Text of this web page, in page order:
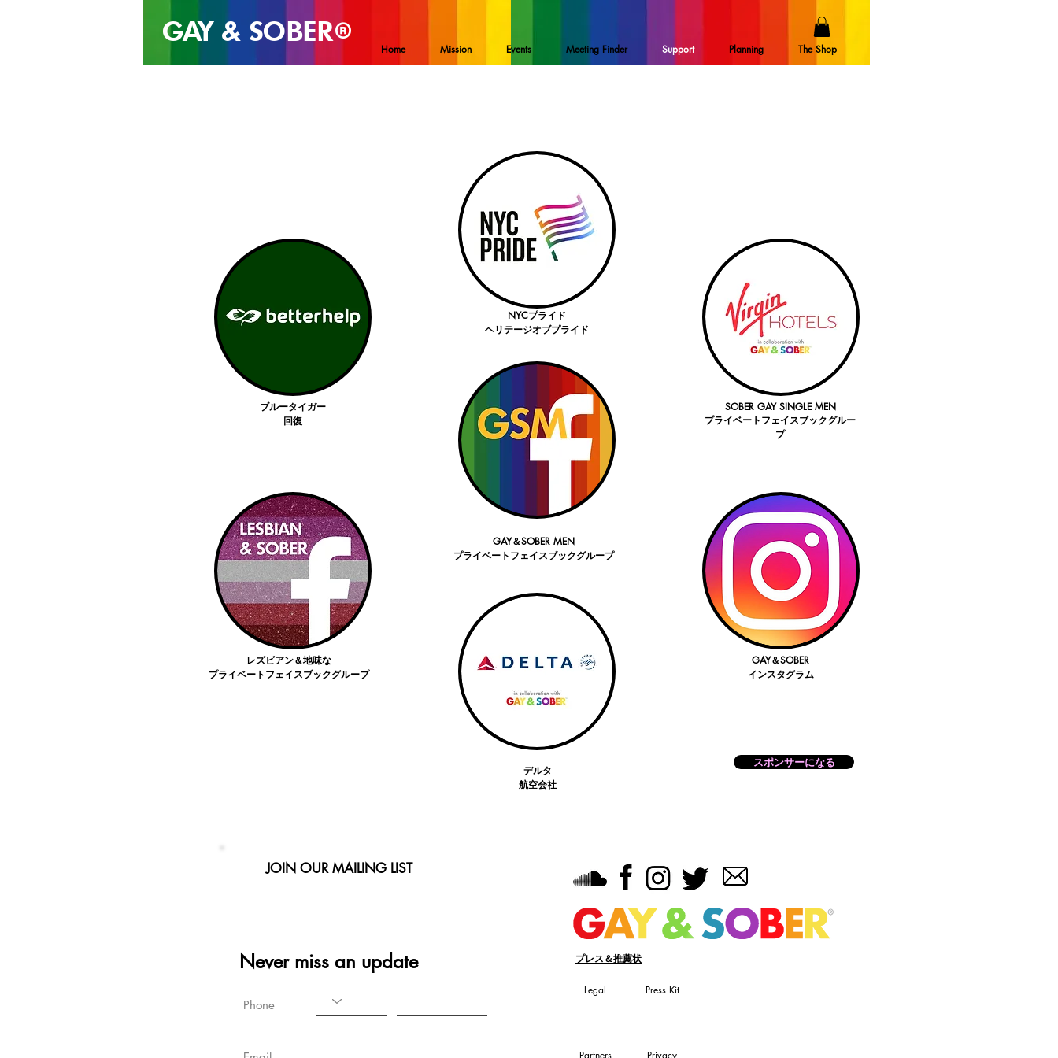
Home Mission Events Meeting Finder Support Planning The Shop
GAY & SOBER®
ブルータイガー
回復
レズビアン＆地味な
プライベートフェイスブックグループ
NYCプライド
ヘリテージオブプライド
GAY＆SOBER MEN
プライベートフェイスブックグループ
デルタ
航空会社
SOBER GAY SINGLE MEN
プライベートフェイスブックグルー
プ
GAY＆SOBER
インスタグラム
スポンサーになる
JOIN OUR MAILING LIST
Never miss an update
Phone
プレス＆推薦状
Legal Press Kit
Partners Privacy